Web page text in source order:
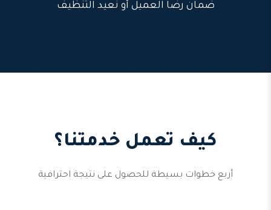
ضمان رضا العميل أو نعيد التنظيف
كيف تعمل خدمتنا؟
أربع خطوات بسيطة للحصول على نتيجة احترافية